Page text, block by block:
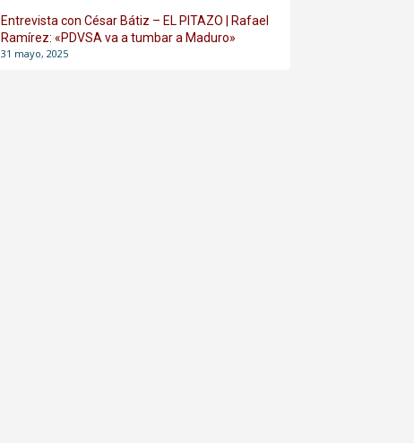
Entrevista con César Bátiz – EL PITAZO | Rafael
Ramírez: «PDVSA va a tumbar a Maduro»
31 mayo, 2025